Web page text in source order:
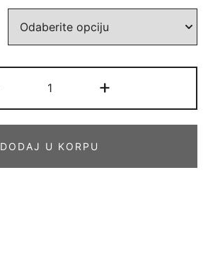
TRAVA
ELEGANCE
45
mm
+
DODAJ U KORPU